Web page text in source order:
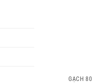
GẠCH